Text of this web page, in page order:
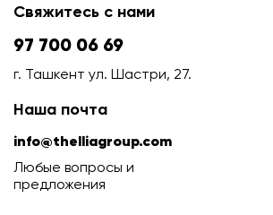
Свяжитесь с нами
97 700 06 69
г. Ташкент ул. Шастри, 27.
Наша почта
info@thelliagroup.com
Любые вопросы и
предложения